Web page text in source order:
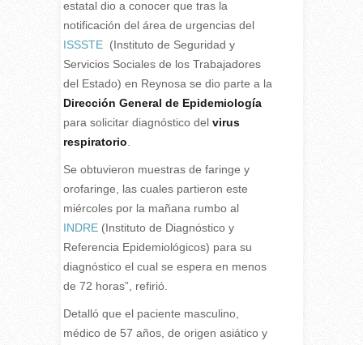
estatal dio a conocer que tras la
notificación del área de urgencias del
ISSSTE(Instituto de Seguridad y
Servicios Sociales de los Trabajadores
del Estado) en Reynosa se dio parte a la
Dirección General de Epidemiología
para solicitar diagnóstico del virus
respiratorio
Se obtuvieron muestras de faringe y
orofaringe, las cuales partieron este
miércoles por la mañana rumbo al
INDRE(Instituto de Diagnóstico y
Referencia Epidemiológicos) para su
diagnóstico el cual se espera en menos
de 72 horas”, refirió.
Detalló que el paciente masculino,
médico de 57 años, de origen asiático y